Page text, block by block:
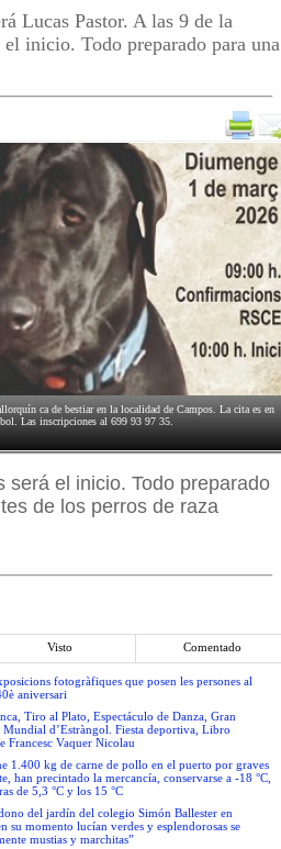
Lucas Pastor. A las 9 de la
inicio. Todo preparado para una
ca de bestiar en la localidad de Campos. La cita es en
Las inscripciones al 699 93 97 35.
será el inicio. Todo preparado
de los perros de raza
Visto Comentado
fotogràfiques que posen les persones al
aniversari
Tiro al Plato, Espectáculo de Danza, Gran
d’Estràngol. Fiesta deportiva, Libro
Francesc Vaquer Nicolau
1.400 kg de carne de pollo en el puerto por graves
han precintado la mercancía, conservarse a -18 °C,
de 5,3 °C y los 15 °C
del jardín del colegio Simón Ballester en
su momento lucían verdes y esplendorosas se
mustias y marchitas”